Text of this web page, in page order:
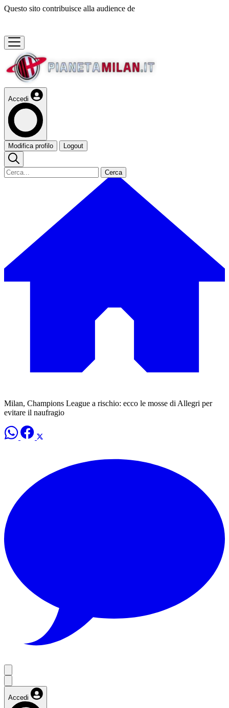
Questo sito contribuisce alla audience de
Accedi
Modifica profilo Logout
Cerca
Milan, Champions League a rischio: ecco le mosse di Allegri per
evitare il naufragio
Accedi